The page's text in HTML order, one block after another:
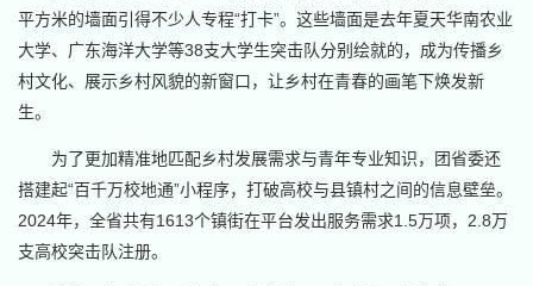
平方米的墙面引得不少人专程“打卡”。这些墙面是去年夏天华南农业
大学、广东海洋大学等38支大学生突击队分别绘就的，成为传播乡
村文化、展示乡村风貌的新窗口，让乡村在青春的画笔下焕发新
生。
为了更加精准地匹配乡村发展需求与青年专业知识，团省委还
搭建起“百千万校地通”小程序，打破高校与县镇村之间的信息壁垒。
2024年，全省共有1613个镇街在平台发出服务需求1.5万项，2.8万
支高校突击队注册。